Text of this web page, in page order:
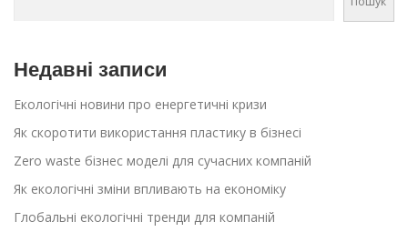
Недавні записи
Екологічні новини про енергетичні кризи
Як скоротити використання пластику в бізнесі
Zero waste бізнес моделі для сучасних компаній
Як екологічні зміни впливають на економіку
Глобальні екологічні тренди для компаній